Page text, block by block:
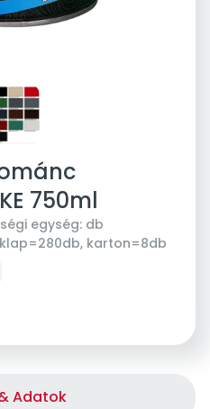
750ml
egység: db
karton=8db
Adatok